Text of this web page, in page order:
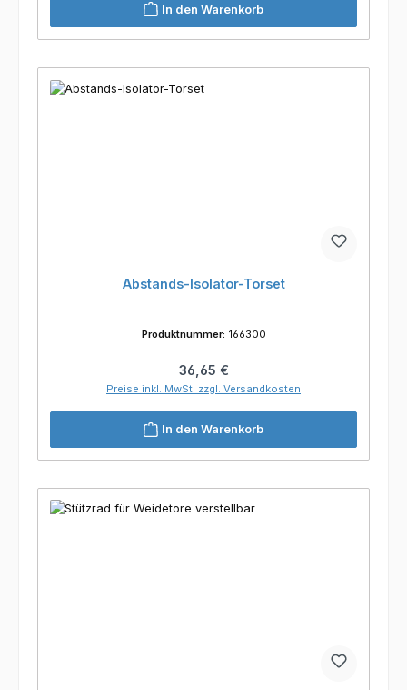
In den Warenkorb
Abstands-Isolator-Torset
Produktnummer: 166300
Regulärer Preis:
36,65 €
Preise inkl. MwSt. zzgl. Versandkosten
In den Warenkorb